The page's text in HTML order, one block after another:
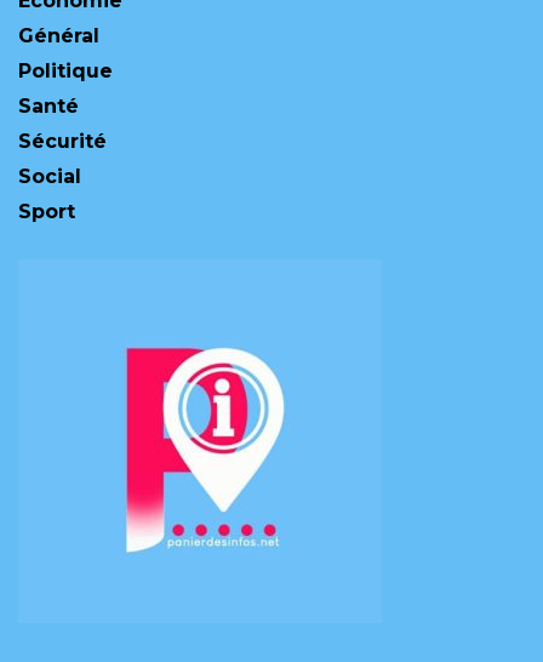
Général
Politique
Santé
Sécurité
Social
Sport